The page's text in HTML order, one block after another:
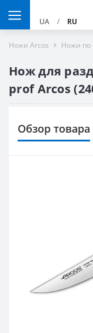
UA / RU
Ножи Arcos Ножи по
Нож для
prof Arcos
Обзор товара